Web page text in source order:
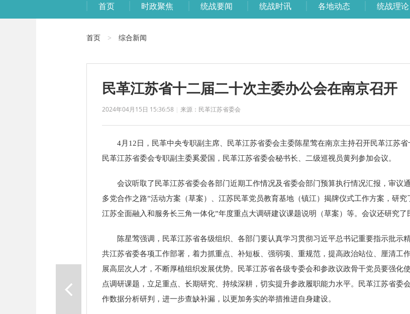
首页 时政聚焦 统战要闻 统战时讯 各地动态 统战理论
首页 > 综合新闻
民革江苏省十二届二十次主委办公会在南京召开
2024年04月15日 15:36:58 | 来源：民革江苏省委会
4月12日，民革中央专职副主席、民革江苏省委会主委陈星莺在南京主持召开民革江苏
民革江苏省委会专职副主委奚爱国，民革江苏省委会秘书长、二级巡视员黄列参加会议。
会议听取了 民革江苏省委会各部门近期工作情况及省委会部门预算执行情况汇报，审议
多党合作之路”活动方案（草案）、江苏民革党员教育基地（镇江）揭牌仪式工作方案，研
江苏全面融入和服务长三角一体化”年度重点大调研建议课题说明（草案）等。会议还研究了
陈星莺强调， 民革江苏省各级组织、各部门要认真学习贯彻习近平总书记重要指示批示
共江苏省委各项工作部署，着力抓重点、补短板、强弱项、重规范，提高政治站位、厘清工
展高层次人才，不断厚植组织发展优势。民革江苏省各级专委会和参政议政骨干党员要强化
点调研课题，立足重点、长期研究、持续深耕，切实提升参政履职能力水平。
民革江苏省委
作数据分析研判，进一步查缺补漏，以更加务实的举措推进自身建设。